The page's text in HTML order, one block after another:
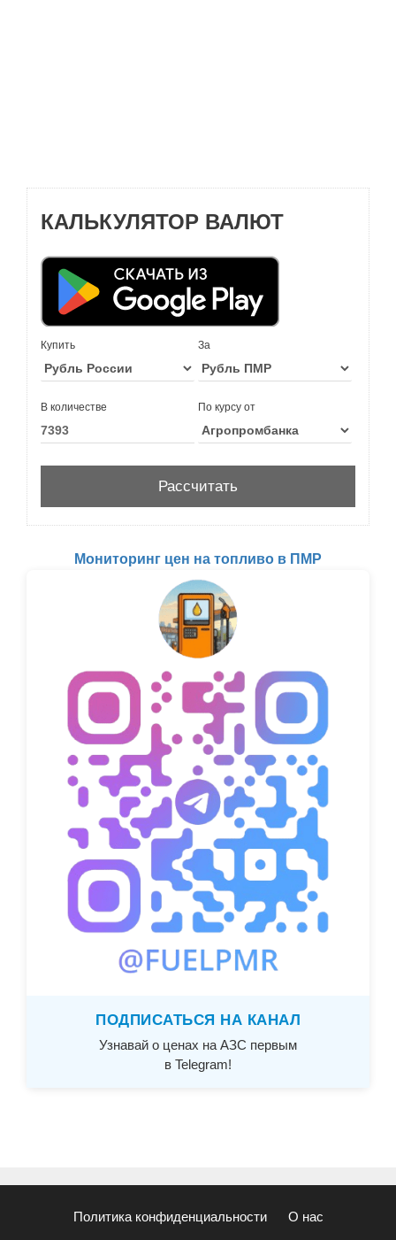
КАЛЬКУЛЯТОР ВАЛЮТ
Купить За
В количестве По курсу от
Мониторинг цен на топливо в ПМР
ПОДПИСАТЬСЯ НА КАНАЛ
Узнавай о ценах на АЗС первым
в Telegram!
Политика конфиденциальности О нас